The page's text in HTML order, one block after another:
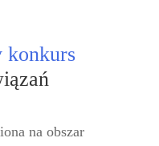
konkurs
na obszar